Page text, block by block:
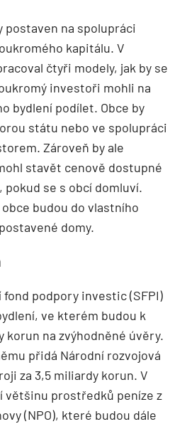
postaven na spolupráci
kapitálu. V
čtyři modely, jak by se
investoři mohli na
bydlení podílet. Obce by
státu nebo ve spolupráci
Zároveň by ale
stavět cenově dostupné
pokud se s obcí domluví.
budou do vlastního
domy.
podpory investic (SFPI)
ve kterém budou k
korun na zvýhodněné úvěry.
přidá Národní rozvojová
za 3,5 miliardy korun. V
většinu prostředků peníze z
(NPO), které budou dále